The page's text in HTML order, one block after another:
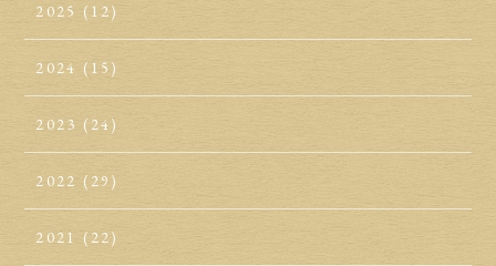
2025 (12)
2024 (15)
2023 (24)
2022 (29)
2021 (22)